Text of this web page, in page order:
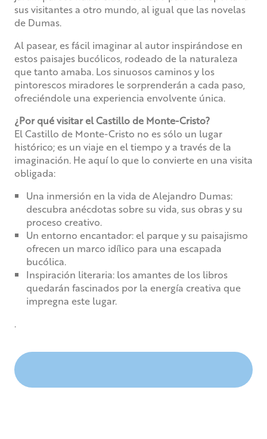
sus visitantes a otro mundo, al igual que las novelas
de Dumas.
Al pasear, es fácil imaginar al autor inspirándose en
estos paisajes bucólicos, rodeado de la naturaleza
que tanto amaba. Los sinuosos caminos y los
pintorescos miradores le sorprenderán a cada paso,
ofreciéndole una experiencia envolvente única.
¿Por qué visitar el Castillo de Monte-Cristo?
El Castillo de Monte-Cristo no es sólo un lugar
histórico; es un viaje en el tiempo y a través de la
imaginación. He aquí lo que lo convierte en una visita
obligada:
Una inmersión en la vida de Alejandro Dumas:
descubra anécdotas sobre su vida, sus obras y su
proceso creativo.
Un entorno encantador: el parque y su paisajismo
ofrecen un marco idílico para una escapada
bucólica.
Inspiración literaria: los amantes de los libros
quedarán fascinados por la energía creativa que
impregna este lugar.
.